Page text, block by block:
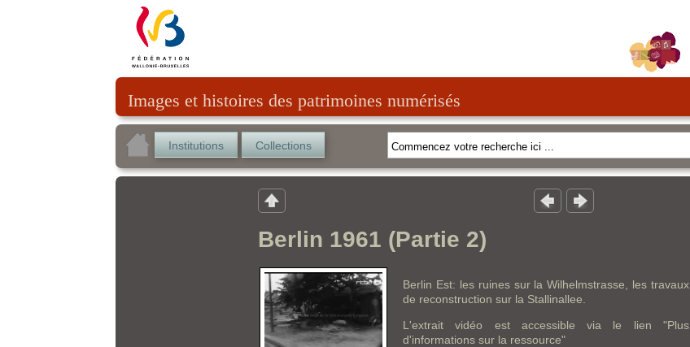
Images et histoires des patrimoines numérisés
Institutions Collections
Berlin 1961 (Partie 2)
Berlin Est: les ruines sur la Wilhelmstrasse, les travaux
de reconstruction sur la Stallinallee.
L'extrait vidéo est accessible via le lien "Plus
d'informations sur la ressource"